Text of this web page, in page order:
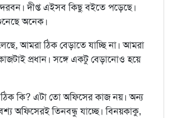
দীপ্ত এইসব কিছু বইতে পড়েছে।
অনেক।
আমরা ঠিক বেড়াতে যাচ্ছি না। আমরা
প্রধান। সঙ্গে একটু বেড়ানোও হয়ে
ঠিক কি? এটা তো অফিসের কাজ নয়। অন্য
অফিসেরই তিনবন্ধু যাচ্ছে। বিনয়কাকু,